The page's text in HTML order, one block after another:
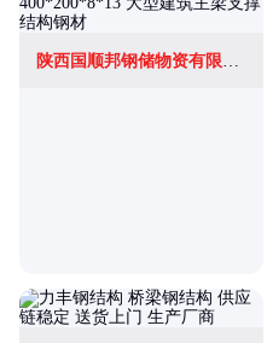
陕西国顺邦钢储物资有限公司